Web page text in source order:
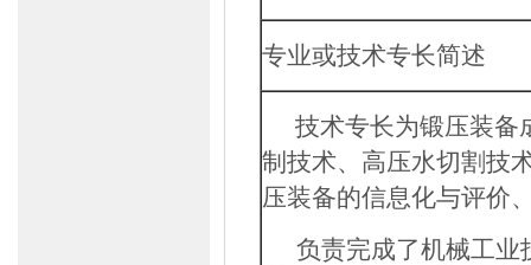
专业或技术专长简述
技术专长为锻压装备
制技术、高压水切割技
压装备的信息化与评价
负责完成了机械工业